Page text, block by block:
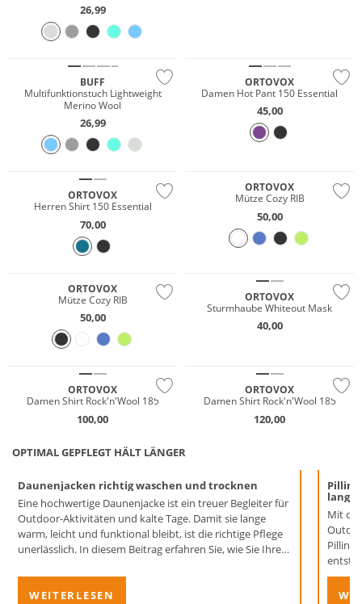
26,99
Nachhaltig
BUFF
Multifunktionstuch Lightweight
Merino Wool
26,99
ORTOVOX
Damen Hot Pant 150 Essential
45,00
Nachhaltig
ORTOVOX
Herren Shirt 150 Essential
70,00
ORTOVOX
Mütze Cozy RIB
50,00
ORTOVOX
Mütze Cozy RIB
50,00
ORTOVOX
Sturmhaube Whiteout Mask
40,00
ORTOVOX
Damen Shirt Rock'n'Wool 185
100,00
ORTOVOX
Damen Shirt Rock'n'Wool 185
120,00
OPTIMAL GEPFLEGT HÄLT LÄNGER
Daunenjacken richtig waschen und trocknen
Eine hochwertige Daunenjacke ist ein treuer Begleiter für
Outdoor-Aktivitäten und kalte Tage. Damit sie lange
warm, leicht und funktional bleibt, ist die richtige Pflege
unerlässlich. In diesem Beitrag erfahren Sie, wie Sie Ihre
unseren Tipps zur Daunenjackenpflege sind Sie bestens
auf die kalte Jahreszeit vorbereitet.
WEITERLESEN
lange
Mit
Pilling